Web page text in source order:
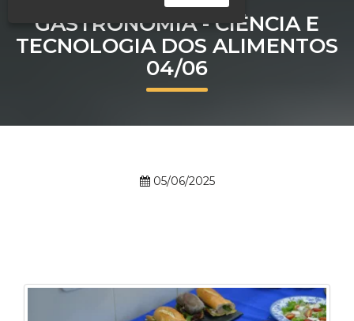
Reingresso
Prouni
UATI
GASTRONOMIA - CIÊNCIA E
TECNOLOGIA DOS ALIMENTOS
04/06
05/06/2025